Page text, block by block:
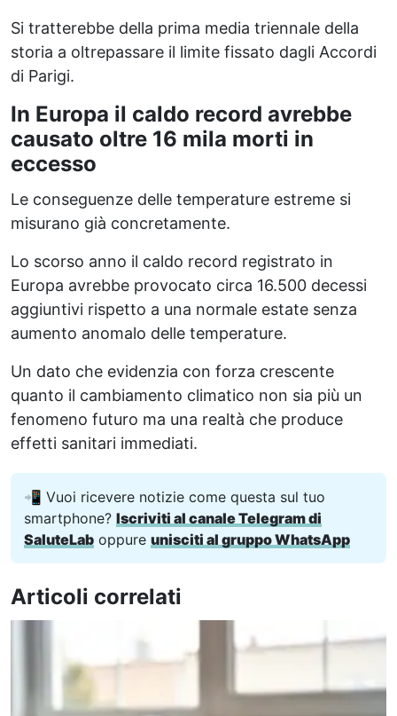
Si tratterebbe della prima media triennale della
storia a oltrepassare il limite fissato dagli Accordi
di Parigi.
In Europa il caldo record avrebbe
causato oltre 16 mila morti in
eccesso
Le conseguenze delle temperature estreme si
misurano già concretamente.
Lo scorso anno il caldo record registrato in
Europa avrebbe provocato circa 16.500 decessi
aggiuntivi rispetto a una normale estate senza
aumento anomalo delle temperature.
Un dato che evidenzia con forza crescente
quanto il cambiamento climatico non sia più un
fenomeno futuro ma una realtà che produce
effetti sanitari immediati.
📲 Vuoi ricevere notizie come questa sul tuo
smartphone? Iscriviti al canale Telegram di
SaluteLab oppure unisciti al gruppo WhatsApp
Articoli correlati